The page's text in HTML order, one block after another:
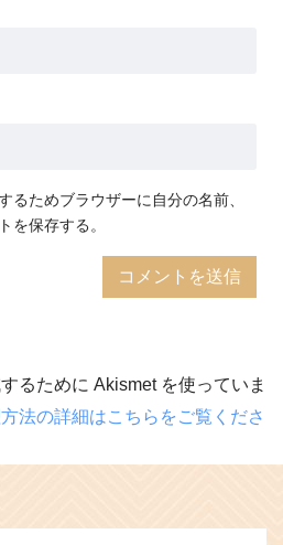
るためブラウザーに自分の名前、
を保存する。
るために Akismet を使っていま
法の詳細はこちらをご覧くださ